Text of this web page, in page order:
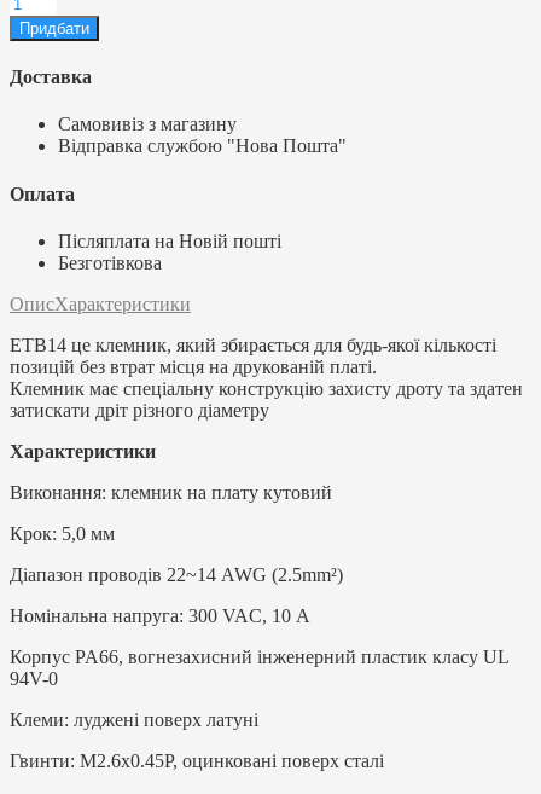
Доставка
Самовивіз з магазину
Відправка службою "Нова Пошта"
Оплата
Післяплата на Новій пошті
Безготівкова
ОписХарактеристики
ETB14 це клемник, який збирається для будь-якої кількості
позицій без втрат місця на друкованій платі.
Клемник має спеціальну конструкцію захисту дроту та здатен
затискати дріт різного діаметру
Характеристики
Виконання: клемник на плату кутовий
Крок: 5,0 мм
Діапазон проводів 22~14 AWG (2.5mm²)
Номінальна напруга: 300 VAC, 10 А
Корпус PA66, вогнезахисний інженерний пластик класу UL
94V-0
Клеми: луджені поверх латуні
Гвинти: M2.6x0.45P, оцинковані поверх сталі